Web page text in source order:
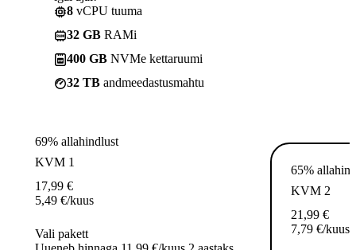
8 vCPU tuuma
32 GB RAMi
400 GB NVMe kettaruumi
32 TB andmeedastusmahtu
69% allahindlust
KVM 1
17,99 €
5,49 €/kuus
Vali pakett
65%
KVM 2
21,99 €
7,79 €/kuus